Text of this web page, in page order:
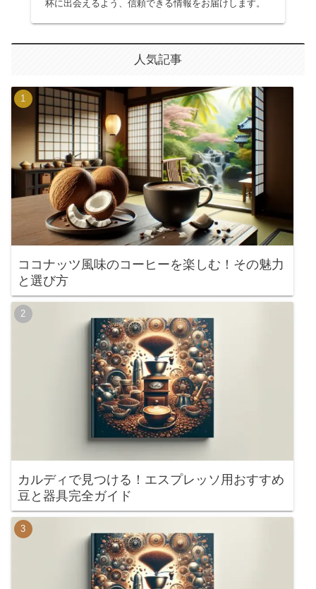
杯に出会えるよう、信頼できる情報をお届けします。
人気記事
ココナッツ風味のコーヒーを楽しむ！その魅力
と選び方
カルディで見つける！エスプレッソ用おすすめ
豆と器具完全ガイド